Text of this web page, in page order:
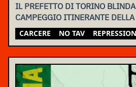
IL PREFETTO DI TORINO
CAMPEGGIO ITINERANTE
CARCERE NO TAV